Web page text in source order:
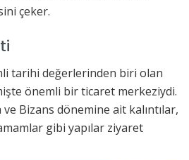
çeker.
tarihi değerlerinden biri olan
önemli bir ticaret merkeziydi.
Bizans dönemine ait kalıntılar,
gibi yapılar ziyaret